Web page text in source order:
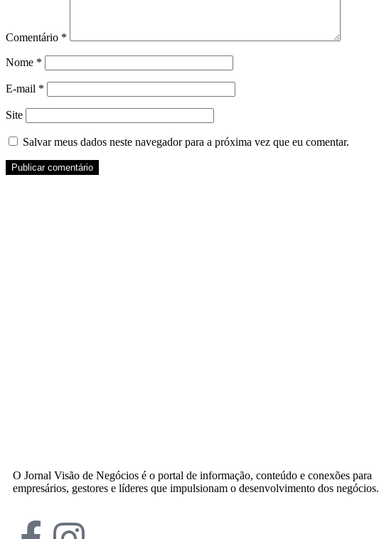
Comentário *
Nome *
E-mail *
Site
Salvar meus dados neste navegador para a próxima vez que eu comentar.
O Jornal Visão de Negócios é o portal de informação, conteúdo e conexões para
empresários, gestores e líderes que impulsionam o desenvolvimento dos negócios.